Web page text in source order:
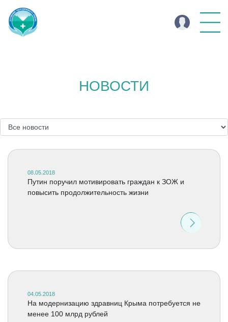
НОВОСТИ
08.05.2018
Путин поручил мотивировать граждан к ЗОЖ и
повысить продолжительность жизни
04.05.2018
На модернизацию здравниц Крыма потребуется не
менее 100 млрд рублей